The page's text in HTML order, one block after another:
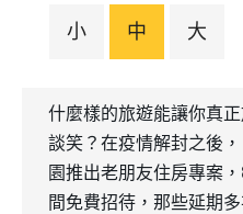
小 中 大
什麼樣的旅遊能讓你真
談笑？在疫情解封之後
園推出老朋友住房專案
間免費招待，那些延期